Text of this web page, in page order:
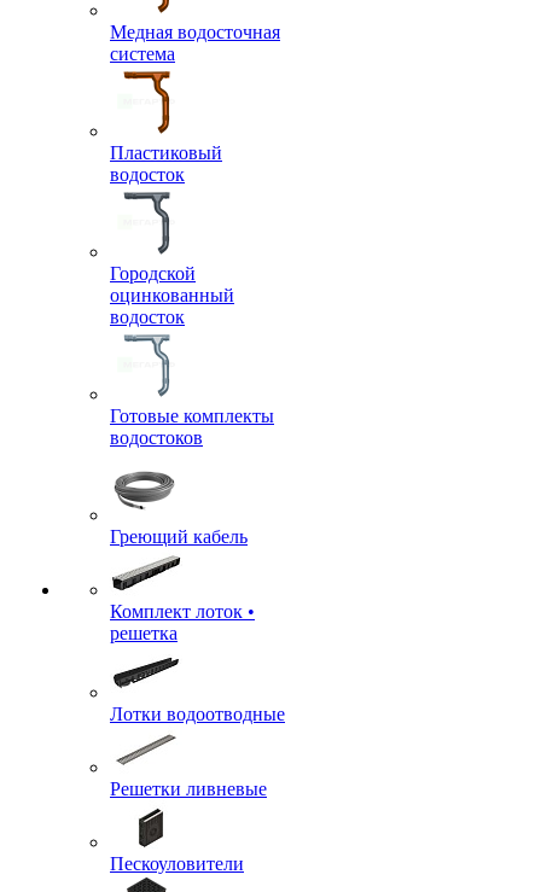
Медная водосточная
система
Пластиковый
водосток
Городской
оцинкованный
водосток
Готовые комплекты
водостоков
Греющий кабель
Комплект лоток •
решетка
Лотки водоотводные
Решетки ливневые
Пескоуловители